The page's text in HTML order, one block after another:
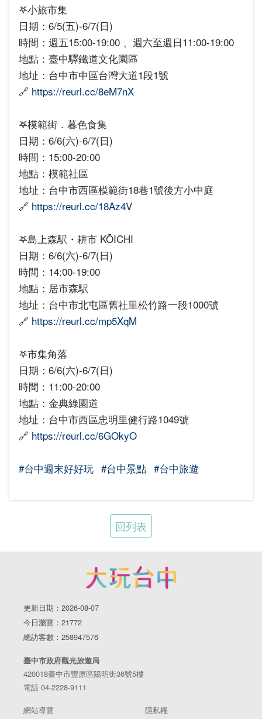
𖤐小旅市集
日期：6/5(五)-6/7(日)
時間：週五15:00-19:00 、週六至週日11:00-19:00
地點：臺中驛鐵道文化園區
地址：台中市中區台灣大道1段1號
🔗 https://reurl.cc/8eM7nX
𖤐模範街．暮色食集
日期：6/6(六)-6/7(日)
時間：15:00-20:00
地點：模範社區
地址：台中市西區模範街18巷1號後方小中庭
🔗 https://reurl.cc/18Az4V
𖤐島上森駅・耕市 KŌICHI
日期：6/6(六)-6/7(日)
時間：14:00-19:00
地點：居市森駅
地址：台中市北屯區舊社里松竹路一段1000號
🔗 https://reurl.cc/mp5XqM
𖤐市集角落
日期：6/6(六)-6/7(日)
時間：11:00-20:00
地點：金典綠園道
地址：台中市西區忠明里健行路1049號
🔗 https://reurl.cc/6GOkyO
#台中週末好好玩 #台中景點 #台中旅遊
回列表
更新日期：2026-08-07
今日瀏覽：21772
總訪客數：258947576
臺中市政府觀光旅遊局
420018臺中市豐原區陽明街36號5樓
電話 04-2228-9111
網站導覽
隱私權